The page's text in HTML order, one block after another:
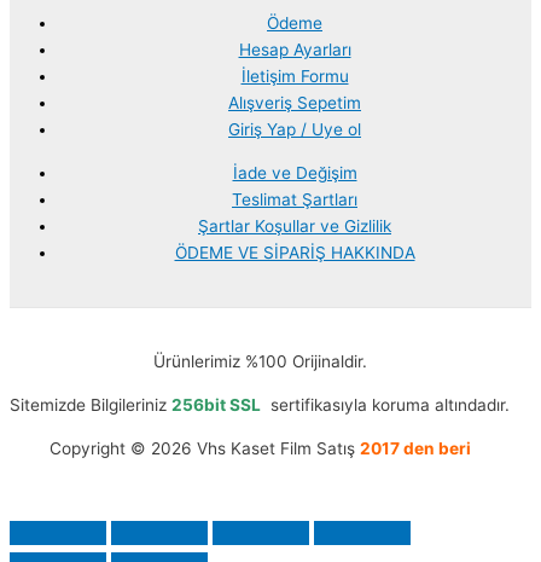
Ödeme
Hesap Ayarları
İletişim Formu
Alışveriş Sepetim
Giriş Yap / Uye ol
İade ve Değişim
Teslimat Şartları
Şartlar Koşullar ve Gizlilik
ÖDEME VE SİPARİŞ HAKKINDA
Ürünlerimiz %100 Orijinaldir.
Sitemizde Bilgileriniz 256bit SSL sertifikasıyla koruma altındadır.
Copyright © 2026 Vhs Kaset Film Satış 2017 den beri